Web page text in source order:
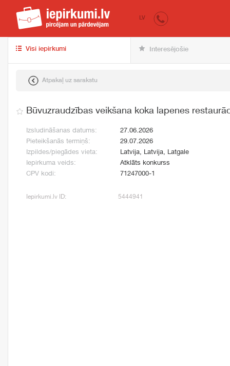
iepirkumi.lv
LV
Visi iepirkumi Interesējošie
Atpakaļ uz sarakstu
Būvuzraudzības veikšana koka lapenes
Izsludināšanas datums:
27.06.2026
Pieteikšanās termiņš:
29.07.2026
Izpildes/piegādes vieta:
Latvija, Latvija, Latgale
Iepirkuma veids:
Atklāts konkurss
CPV kodi:
71247000-1
Iepirkumi.lv ID: 5444941